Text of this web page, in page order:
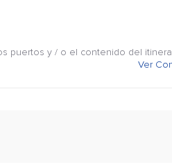
puertos y / o el contenido del
Ver